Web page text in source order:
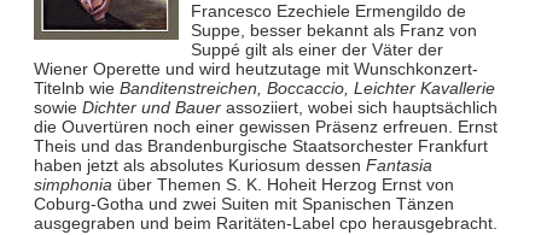
Francesco Ezechiele Ermengildo de
Suppe, besser bekannt als Franz von
Suppé gilt als einer der Väter der
Wiener Operette und wird heutzutage mit Wunschkonzert-
Titelnb wie Banditenstreichen, Boccaccio, Leichter Kavallerie
sowie Dichter und Bauerassoziiert, wobei sich hauptsächlich
die Ouvertüren noch einer gewissen Präsenz erfreuen. Ernst
Theis und das Brandenburgische Staatsorchester Frankfurt
haben jetzt als absolutes Kuriosum dessen Fantasia
simphoniaüber Themen S. K. Hoheit Herzog Ernst von
Coburg-Gotha und zwei Suiten mit Spanischen Tänzen
ausgegraben und beim Raritäten-Label cpo herausgebracht.